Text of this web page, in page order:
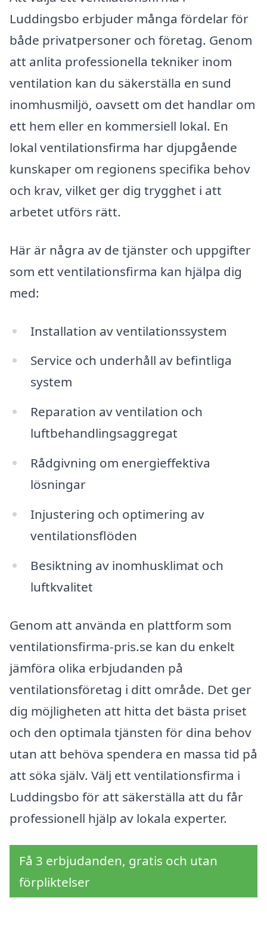
Luddingsbo erbjuder många fördelar för
både privatpersoner och företag. Genom
att anlita professionella tekniker inom
ventilation kan du säkerställa en sund
inomhusmiljö, oavsett om det handlar om
ett hem eller en kommersiell lokal. En
lokal ventilationsfirma har djupgående
kunskaper om regionens specifika behov
och krav, vilket ger dig trygghet i att
arbetet utförs rätt.
Här är några av de tjänster och uppgifter
som ett ventilationsfirma kan hjälpa dig
med:
Installation av ventilationssystem
Service och underhåll av befintliga
system
Reparation av ventilation och
luftbehandlingsaggregat
Rådgivning om energieffektiva
lösningar
Injustering och optimering av
ventilationsflöden
Besiktning av inomhusklimat och
luftkvalitet
Genom att använda en plattform som
ventilationsfirma-pris.se kan du enkelt
jämföra olika erbjudanden på
ventilationsföretag i ditt område. Det ger
dig möjligheten att hitta det bästa priset
och den optimala tjänsten för dina behov
utan att behöva spendera en massa tid på
att söka själv. Välj ett ventilationsfirma i
Luddingsbo för att säkerställa att du får
professionell hjälp av lokala experter.
Få 3 erbjudanden, gratis och utan
förpliktelser